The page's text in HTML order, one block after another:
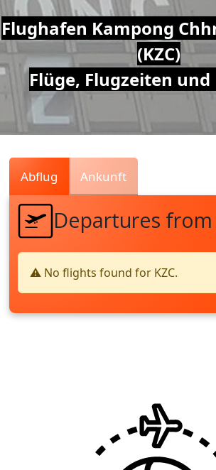
Air
Traffic
Live
Flughafen Kampong
(KZC)
Flüge, Flugzeiten
Abflug Ankunft
Departures from
⚠️ No flights found for KZC.